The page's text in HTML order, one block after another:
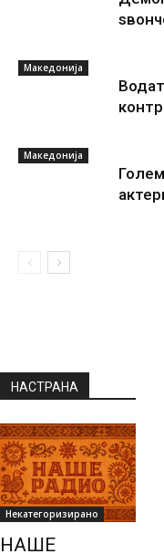
Македонија
Македонија
НАСТРАНА
Некатегоризирано
НАШЕ